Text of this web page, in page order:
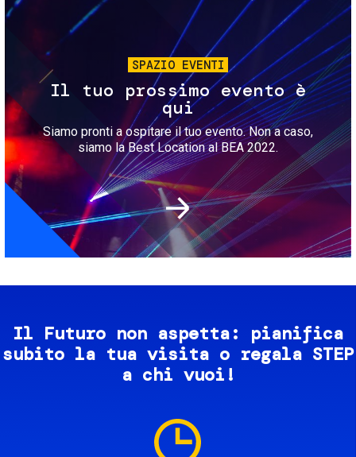
SPAZIO EVENTI
Il tuo prossimo evento è
qui
Siamo pronti a ospitare il tuo evento. Non a caso,
siamo la Best Location al BEA 2022.
Il Futuro non aspetta: pianifica
subito la tua visita o regala STEP
a chi vuoi!